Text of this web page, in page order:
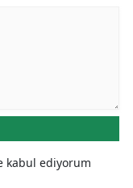
kabul ediyorum